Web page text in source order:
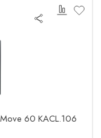
60 KACL.106